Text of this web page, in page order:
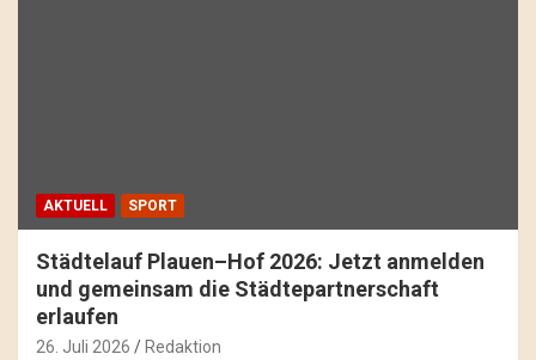
AKTUELL SPORT
Städtelauf Plauen–Hof 2026: Jetzt anmelden
und gemeinsam die Städtepartnerschaft
erlaufen
26. Juli 2026 Redaktion